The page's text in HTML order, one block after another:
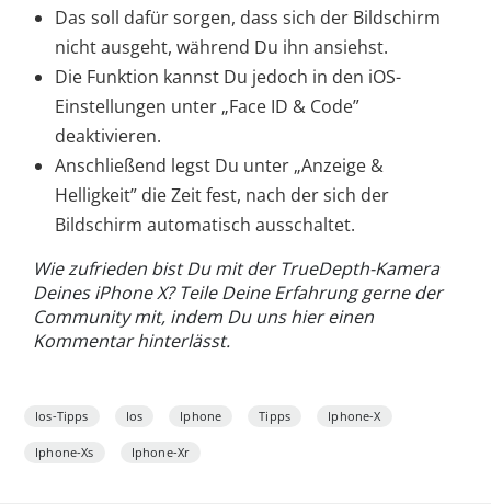
Das soll dafür sorgen, dass sich der Bildschirm
nicht ausgeht, während Du ihn ansiehst.
Die Funktion kannst Du jedoch in den iOS-
Einstellungen unter „Face ID & Code”
deaktivieren.
Anschließend legst Du unter „Anzeige &
Helligkeit” die Zeit fest, nach der sich der
Bildschirm automatisch ausschaltet.
Wie zufrieden bist Du mit der TrueDepth-Kamera
Deines iPhone X? Teile Deine Erfahrung gerne der
Community mit, indem Du uns hier einen
Kommentar hinterlässt.
Ios-Tipps Ios Iphone Tipps Iphone-X
Iphone-Xs Iphone-Xr